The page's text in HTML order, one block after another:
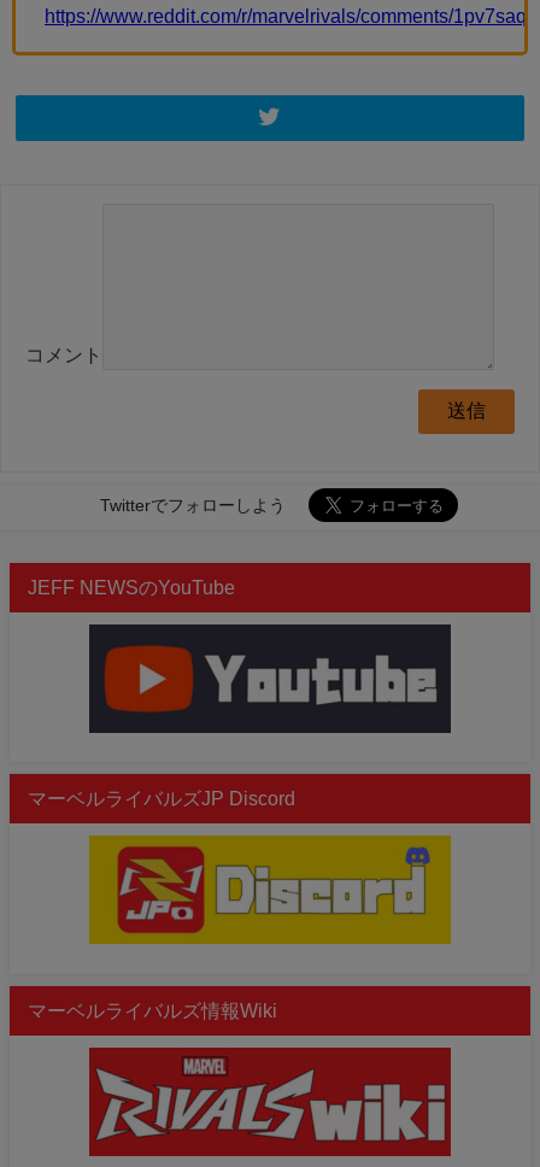
https://www.reddit.com/r/marvelrivals/comments/
コメント
Twitterでフォローしよう
JEFF NEWSのYouTube
マーベルライバルズJP Discord
マーベルライバルズ情報Wiki